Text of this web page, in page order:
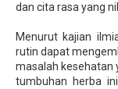
dan cita rasa yang
Menurut kajian
rutin dapat
masalah kesehatan
tumbuhan herba